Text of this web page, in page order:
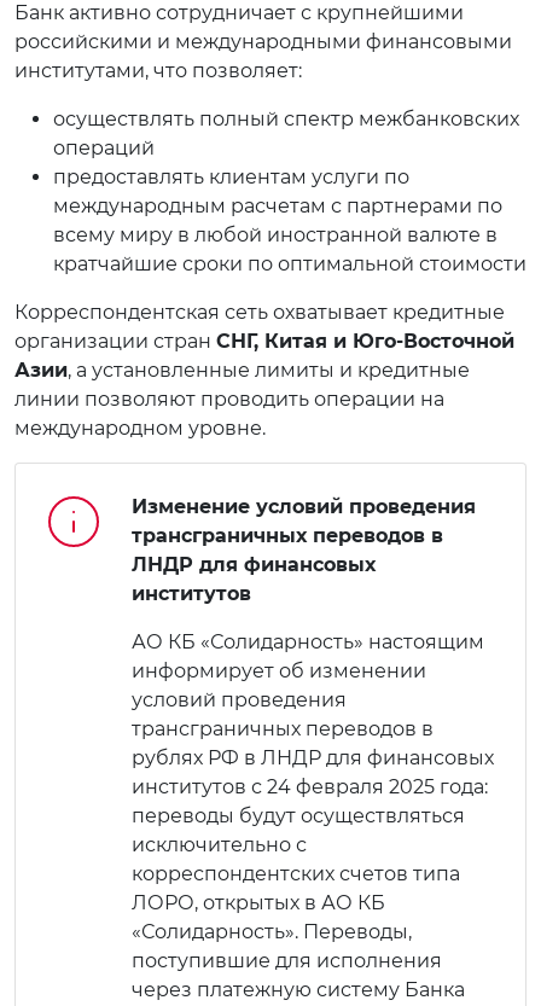
Банк активно сотрудничает с крупнейшими
российскими и международными финансовыми
институтами, что позволяет:
осуществлять полный спектр межбанковских
операций
предоставлять клиентам услуги по
международным расчетам с партнерами по
всему миру в любой иностранной валюте в
кратчайшие сроки по оптимальной стоимости
Корреспондентская сеть охватывает кредитные
организации стран СНГ, Китая и Юго-Восточной
Азии, а установленные лимиты и кредитные
линии позволяют проводить операции на
международном уровне.
Изменение условий проведения
трансграничных переводов в
ЛНДР для финансовых
институтов
АО КБ «Солидарность» настоящим
информирует об изменении
условий проведения
трансграничных переводов в
рублях РФ в ЛНДР для финансовых
институтов с 24 февраля 2025 года:
переводы будут осуществляться
исключительно с
корреспондентских счетов типа
ЛОРО, открытых в АО КБ
«Солидарность». Переводы,
поступившие для исполнения
через платежную систему Банка